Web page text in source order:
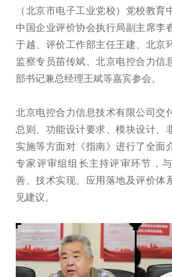
（北京市电子工业党校）党校教育
中国企业评价协会执行局副主席李
于越、评价工作部主任王建、北京
监察专员苗传斌、北京电控合力信
部书记兼总经理王斌等嘉宾参会。
北京电控合力信息技术有限公司交
总则、功能设计要求、模块设计、
实施等方面对《指南》进行了全面
专家评审组组长主持评审环节，
善、技术实现、应用落地及评价体
见建议。